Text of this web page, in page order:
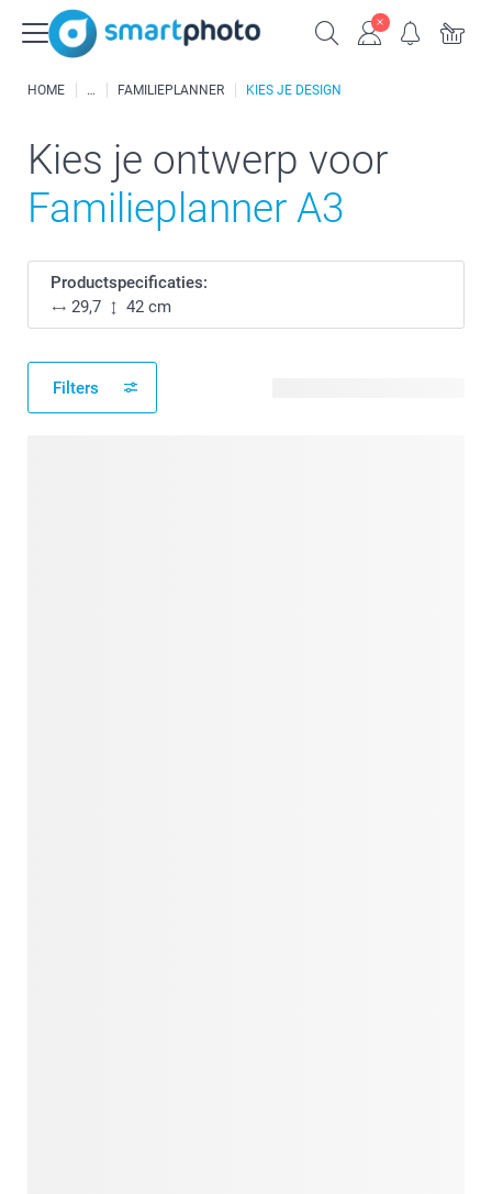
HOME FAMILIEPLANNER KIES JE DESIGN
Kies je ontwerp voor
Familieplanner A3
Productspecificaties:
29,7
42 cm
Filters